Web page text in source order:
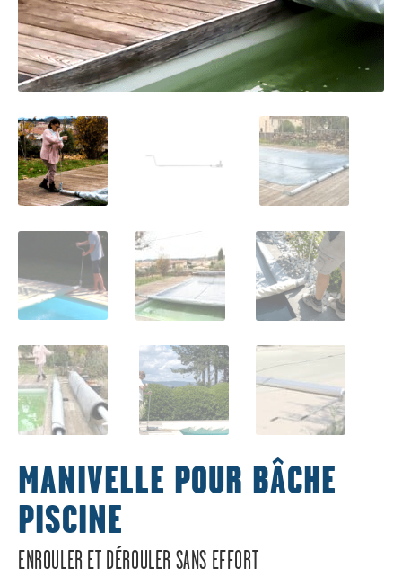
MANIVELLE POUR BÂCHE
PISCINE
ENROULER ET DÉROULER SANS EFFORT